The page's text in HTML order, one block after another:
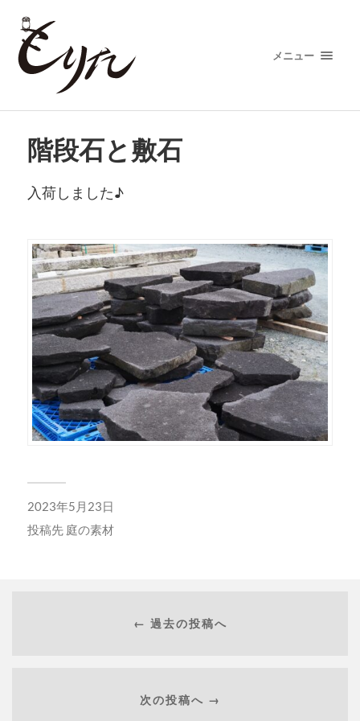
メニュー
階段石と敷石
入荷しました♪
2023年5月23日
投稿先 庭の素材
← 過去の投稿へ
次の投稿へ →